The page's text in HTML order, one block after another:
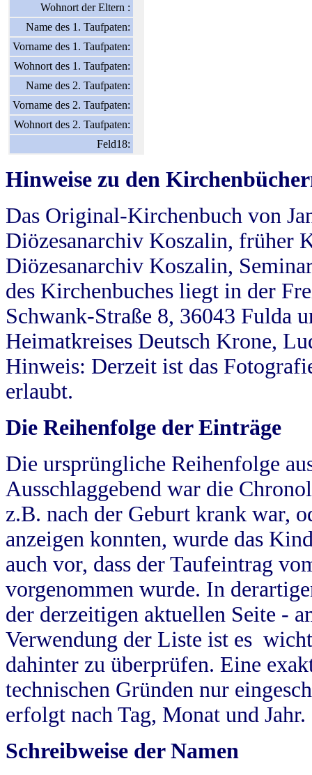
Wohnort der Eltern :
Name des 1. Taufpaten:
Vorname des 1. Taufpaten:
Wohnort des 1. Taufpaten:
Name des 2. Taufpaten:
Vorname des 2. Taufpaten:
Wohnort des 2. Taufpaten:
Feld18:
Hinweise zu den
Das Original-Kirchenbuch von
Diözesanarchiv Koszalin, früher
Diözesanarchiv Koszalin,
des Kirchenbuches liegt in der
Schwank-Straße 8, 36043 Fulda
Heimatkreises Deutsch Krone,
Hinweis: Derzeit ist das
erlaubt.
Die Reihenfolge der Einträge
Die ursprüngliche Reihenfolge
Ausschlaggebend war die
z.B. nach der Geburt krank war,
anzeigen konnten, wurde das
auch vor, dass der Taufeintrag
vorgenommen wurde. In
der derzeitigen aktuellen Seite -
Verwendung der Liste ist es
dahinter zu überprüfen. Eine
technischen Gründen nur
erfolgt nach Tag, Monat und Jahr.
Schreibweise der Namen